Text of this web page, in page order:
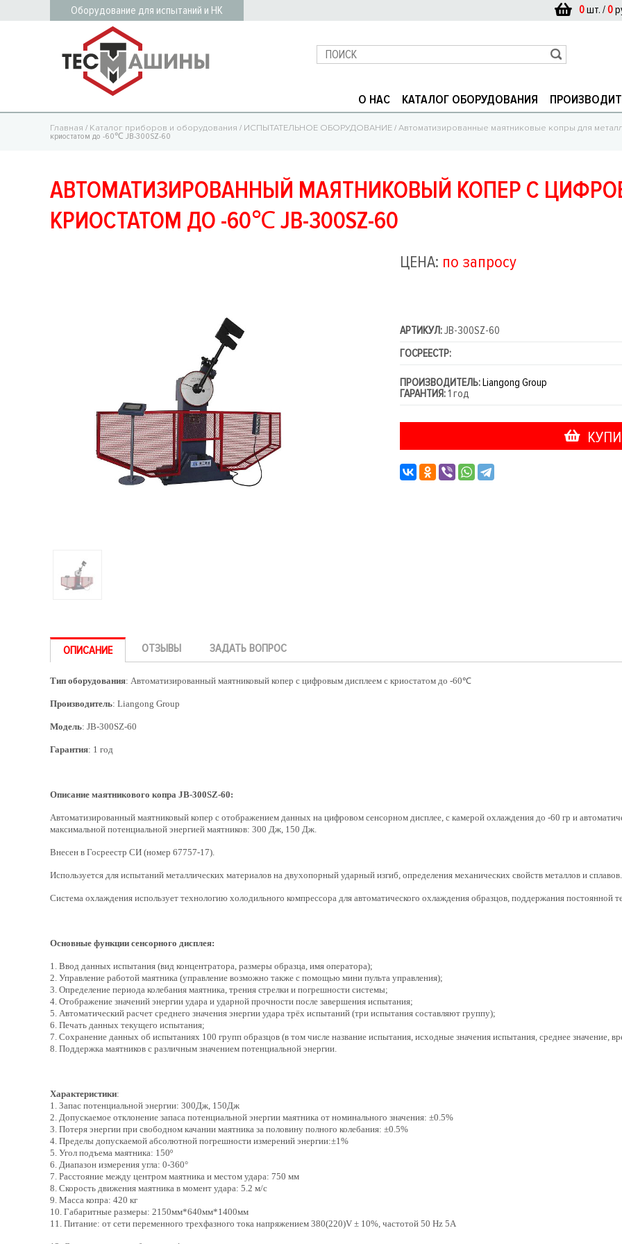
Оборудование для испытаний и НК 0шт. /0
О НАС КАТАЛОГ ОБОРУДОВАНИЯ
Главная / Каталог приборов и оборудования / ИСПЫТАТЕЛЬНОЕ ОБОРУДОВАНИЕ/Автоматизированные маятниковые копры для
криостатом до -60℃ JB-300SZ-60
АВТОМАТИЗИРОВАННЫЙ МАЯТНИКОВЫЙ КОПЕР С
КРИОСТАТОМ ДО -60℃ JB-300SZ-60
ЦЕНА: по запросу
АРТИКУЛ:JB-300SZ-60
ГОСРЕЕСТР:
ПРОИЗВОДИТЕЛЬ:Liangong Group
ГАРАНТИЯ:1 год
ОПИСАНИЕ ОТЗЫВЫ ЗАДАТЬ ВОПРОС
Тип оборудования: Автоматизированный маятниковый копер с цифровым дисплеем с криостатом до -60℃
Производитель: Liangong Group
Модель: JB-300SZ-60
Гарантия: 1 год
Описание маятникового копра JB-300SZ-60:
Автоматизированный маятниковый копер с отображением данных на цифровом сенсорном дисплее, с камерой охлаждения до -60 гр и
максимальной потенциальной энергией маятников: 300 Дж, 150 Дж.
Внесен в Госреестр СИ (номер 67757-17).
Используется для испытаний металлических материалов на двухопорный ударный изгиб, определения механических свойств металлов и сплавов.
Система охлаждения использует технологию холодильного компрессора для автоматического охлаждения образцов, поддержания постоянной
Основные функции сенсорного дисплея:
1. Ввод данных испытания (вид концентратора, размеры образца, имя оператора);
2. Управление работой маятника (управление возможно также с помощью мини пульта управления);
3. Определение периода колебания маятника, трения стрелки и погрешности системы;
4. Отображение значений энергии удара и ударной прочности после завершения испытания;
5. Автоматический расчет среднего значения энергии удара трёх испытаний (три испытания составляют группу);
6. Печать данных текущего испытания;
7. Сохранение данных об испытаниях 100 групп образцов (в том числе название испытания, исходные значения испытания, среднее значение,
8. Поддержка маятников с различным значением потенциальной энергии.
Характеристики:
1. Запас потенциальной энергии: 300Дж, 150Дж
2. Допускаемое отклонение запаса потенциальной энергии маятника от номинального значения: ±0.5%
3. Потеря энергии при свободном качании маятника за половину полного колебания: ±0.5%
4. Пределы допускаемой абсолютной погрешности измерений энергии:±1%
5. Угол подъема маятника: 150º
6. Диапазон измерения угла: 0-360°
7. Расстояние между центром маятника и местом удара: 750 мм
8. Скорость движения маятника в момент удара: 5.2 м/с
9. Масса копра: 420 кг
10. Габаритные размеры: 2150мм*640мм*1400мм
11. Питание: от сети переменного трехфазного тока напряжением 380(220)V ± 10%, частотой 50 Hz 5A